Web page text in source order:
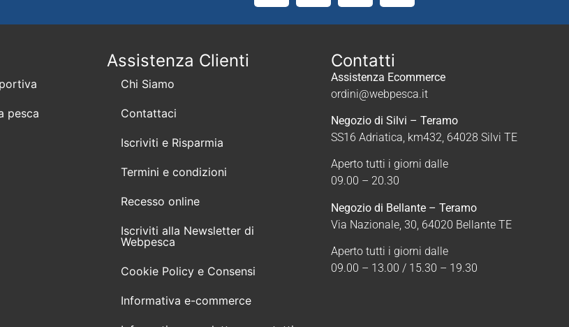
pesca
Assistenza Clienti
Chi Siamo
Contattaci
Iscriviti e Risparmia
Termini e condizioni
Recesso online
Iscriviti alla Newsletter di
Webpesca
Cookie Policy e Consensi
Informativa e-commerce
Contatti
Assistenza Ecommerce
ordini@webpesca.it
Negozio di Silvi – Teramo
SS16 Adriatica, km432, 64028 Silvi TE
Aperto tutti i giorni dalle
09.00 – 20.30
Negozio di Bellante – Teramo
Via Nazionale, 30, 64020 Bellante TE
Aperto tutti i giorni dalle
09.00 – 13.00 / 15.30 – 19.30